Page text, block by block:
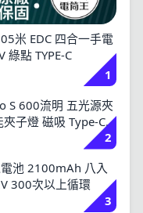
米 EDC 四合一手電
綠點 TYPE-C
1
S 600流明 五光源夾
子燈 磁吸 Type-C
2
池 2100mAh 八入
300次以上循環
3